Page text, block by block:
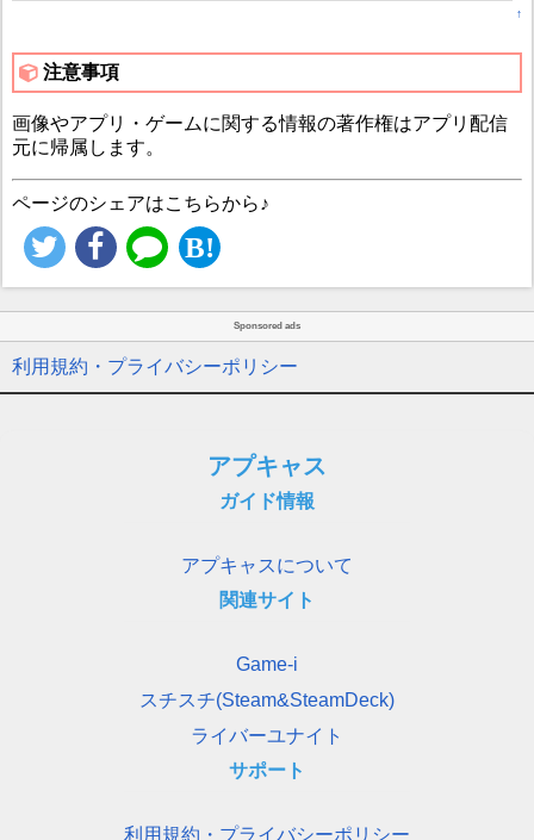
↑
注意事項
画像やアプリ・ゲームに関する情報の著作権はアプリ配信
元に帰属します。
ページのシェアはこちらから♪
Sponsored ads
利用規約・プライバシーポリシー
アプキャス
ガイド情報
アプキャスについて
関連サイト
Game-i
スチスチ(Steam&SteamDeck)
ライバーユナイト
サポート
利用規約・プライバシーポリシー